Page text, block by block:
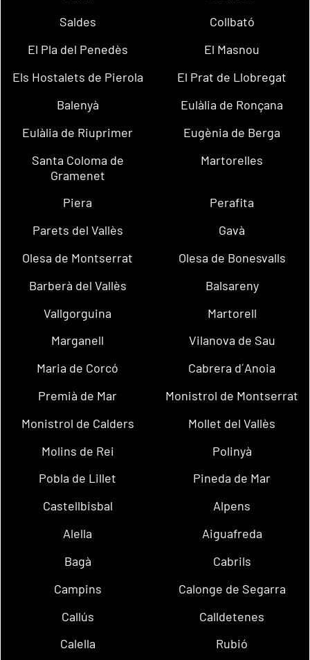
Saldes
Collbató
El Pla del Penedès
El Masnou
Els Hostalets de Pierola
El Prat de Llobregat
Balenyà
Eulàlia de Ronçana
Eulàlia de Riuprimer
Eugènia de Berga
Santa Coloma de
Gramenet
Martorelles
Piera
Perafita
Parets del Vallès
Gavà
Olesa de Montserrat
Olesa de Bonesvalls
Barberà del Vallès
Balsareny
Vallgorguina
Martorell
Marganell
Vilanova de Sau
Maria de Corcó
Cabrera d´Anoia
Premià de Mar
Monistrol de Montserrat
Monistrol de Calders
Mollet del Vallès
Molins de Rei
Polinyà
Pobla de Lillet
Pineda de Mar
Castellbisbal
Alpens
Alella
Aiguafreda
Bagà
Cabrils
Campins
Calonge de Segarra
Callús
Calldetenes
Calella
Rubió